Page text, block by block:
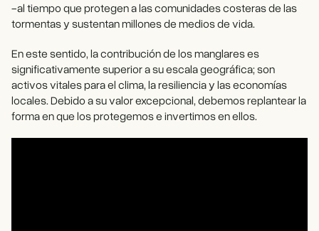
-al tiempo que protegen a las comunidades costeras de las
tormentas y sustentan millones de medios de vida.
En este sentido, la contribución de los manglares es
significativamente superior a su escala geográfica; son
activos vitales para el clima, la resiliencia y las economías
locales. Debido a su valor excepcional, debemos replantear la
forma en que los protegemos e invertimos en ellos.